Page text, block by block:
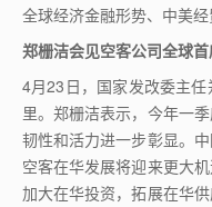
全球经济金融形势、中美经
郑栅洁会见空客公司全球
4月23 日，国家发改委主
里。郑栅洁表示，今年一
韧性和活力进一步彰显。
空客在华发展将迎来更大
加大在华投资，拓展在华